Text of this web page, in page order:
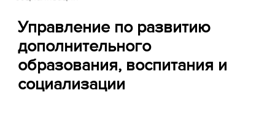
Управление по развитию
дополнительного
образования, воспитания и
социализации